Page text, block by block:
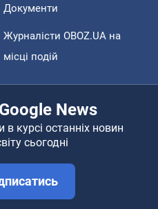
Документи
Журналісти OBOZ.UA на
місці подій
News
в курсі останніх новин
сьогодні